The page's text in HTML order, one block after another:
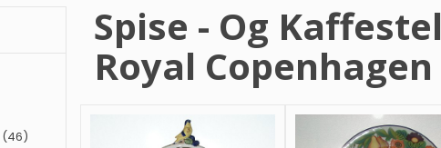
Spise - Og
Royal Copenhagen
(46)